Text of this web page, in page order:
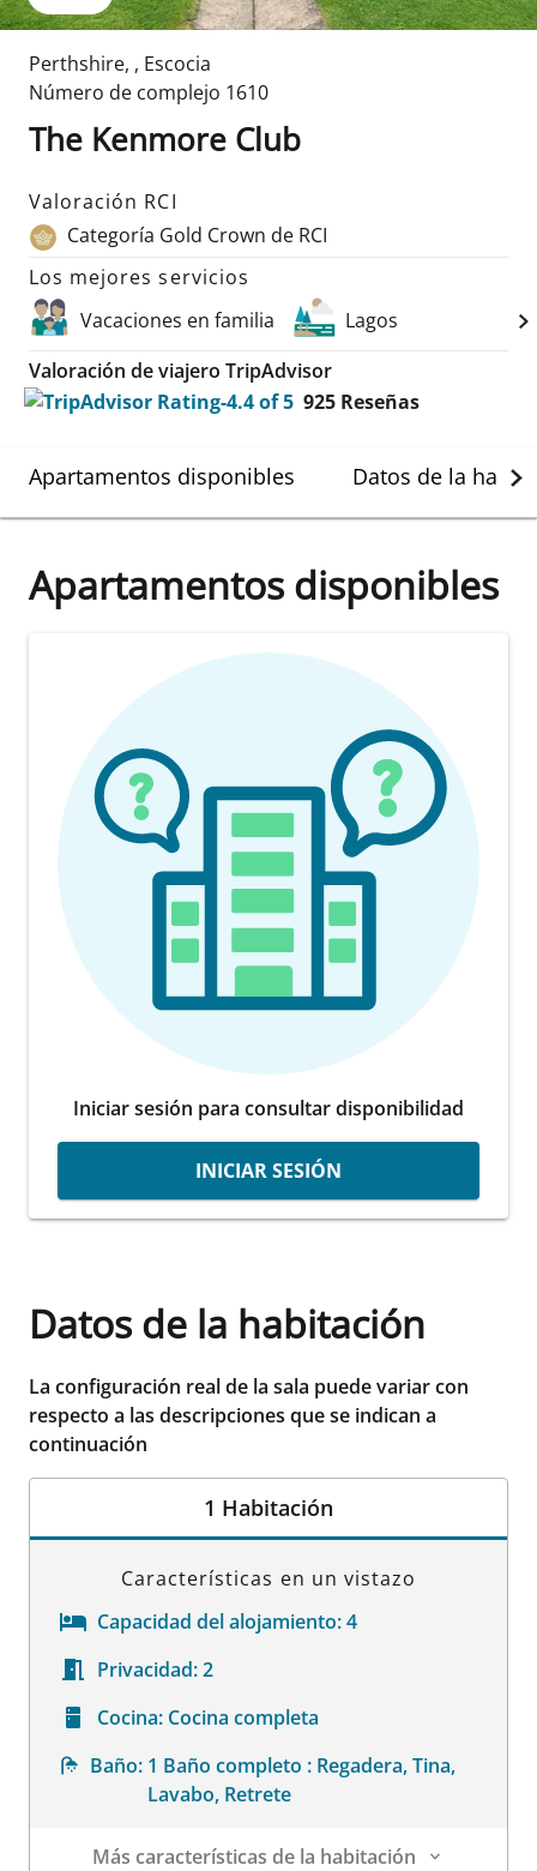
Perthshire, , Escocia
Número de complejo 1610
The Kenmore Club
Valoración RCI
Categoría Gold Crown de RCI
Los mejores servicios
Vacaciones en familia
Lagos
Valoración de viajero TripAdvisor
925 Reseñas
Apartamentos disponibles Datos de la
Apartamentos disponibles
Iniciar sesión para consultar disponibilidad
INICIAR SESIÓN
Datos de la habitación
La configuración real de la sala puede variar con
respecto a las descripciones que se indican a
continuación
1 Habitación
Características en un vistazo
Capacidad del alojamiento:4
Privacidad:2
Cocina: Cocina completa
Baño: 1 Baño completo : Regadera, Tina,
Lavabo, Retrete
Más características de la habitación